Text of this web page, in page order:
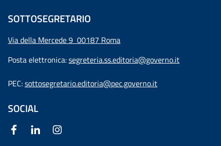
SOTTOSEGRETARIO
Via della Mercede 9 00187 Roma
Posta elettronica:segreteria.ss.editoria@governo.it
PEC:sottosegretario.editoria@pec.governo.it
SOCIAL